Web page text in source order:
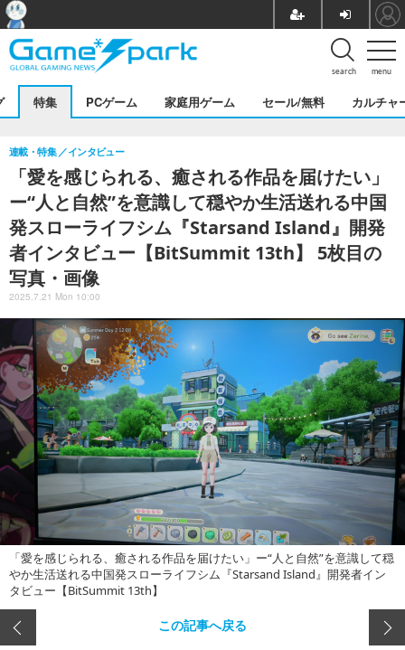
menu
search
特集 PCゲーム 家庭用ゲーム セール/無料 カルチャ
「愛を感じられる、癒される作品を届けたい」
ー“人と自然”を意識して穏やか生活送れる中国
発スローライフシム『Starsand Island』開発
者インタビュー【BitSummit 13th】 5枚目の
写真・画像
連載・特集 インタビュー
2025.7.21 Mon 10:00
「愛を感じられる、癒される作品を届けたい」ー“人と自然”を意識して穏
やか生活送れる中国発スローライフシム『Starsand Island』開発者イン
タビュー【BitSummit 13th】
この記事へ戻る